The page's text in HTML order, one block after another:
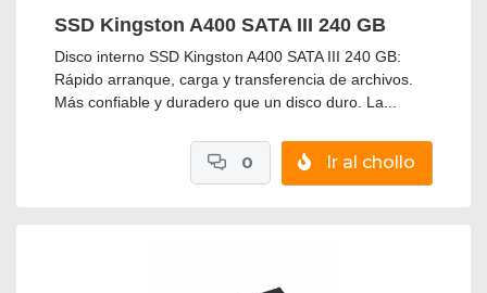
SSD Kingston A400 SATA III 240 GB
Disco interno SSD Kingston A400 SATA III 240 GB:
Rápido arranque, carga y transferencia de archivos.
Más confiable y duradero que un disco duro. La...
Ir al chollo
0